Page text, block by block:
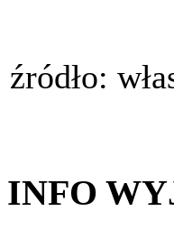
źródło:
INFO